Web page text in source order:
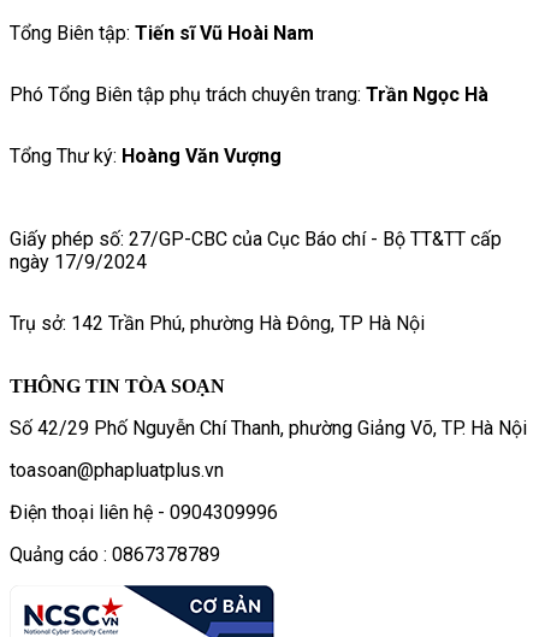
Tổng Biên tập: Tiến sĩ Vũ Hoài Nam
Phó Tổng Biên tập phụ trách chuyên trang: Trần Ngọc Hà
Tổng Thư ký: Hoàng Văn Vượng
Giấy phép số: 27/GP-CBC của Cục Báo chí - Bộ TT&TT cấp
ngày 17/9/2024
Trụ sở: 142 Trần Phú, phường Hà Đông, TP Hà Nội
THÔNG TIN TÒA SOẠN
Số 42/29 Phố Nguyễn Chí Thanh, phường Giảng Võ, TP. Hà Nội
toasoan@phapluatplus.vn
Điện thoại liên hệ - 0904309996
Quảng cáo : 0867378789